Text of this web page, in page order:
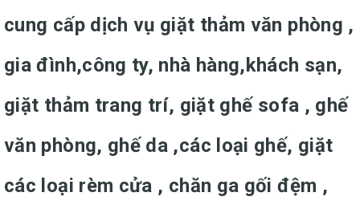
cung cấp dịch vụ giặt thảm văn phòng ,
gia đình,công ty, nhà hàng,khách sạn,
giặt thảm trang trí, giặt ghế sofa , ghế
văn phòng, ghế da ,các loại ghế, giặt
các loại rèm cửa , chăn ga gối đệm ,